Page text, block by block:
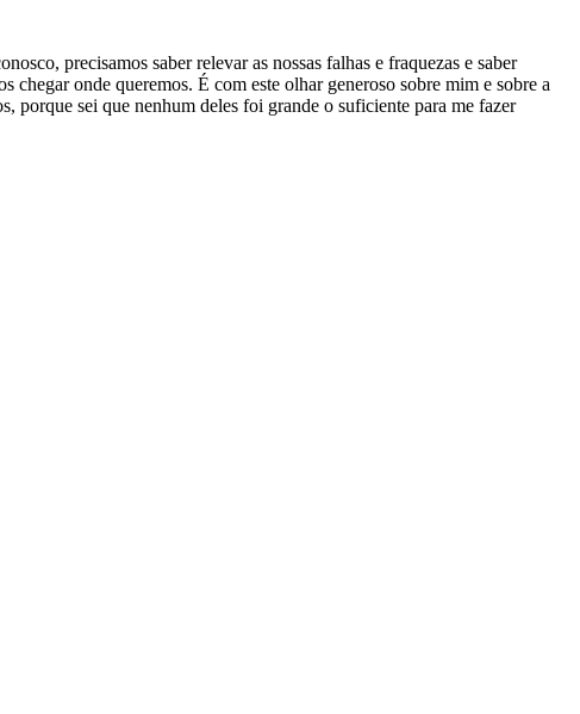
precisamos saber relevar as nossas falhas e fraquezas e saber
chegar onde queremos. É com este olhar generoso sobre mim e sobre a
porque sei que nenhum deles foi grande o suficiente para me fazer